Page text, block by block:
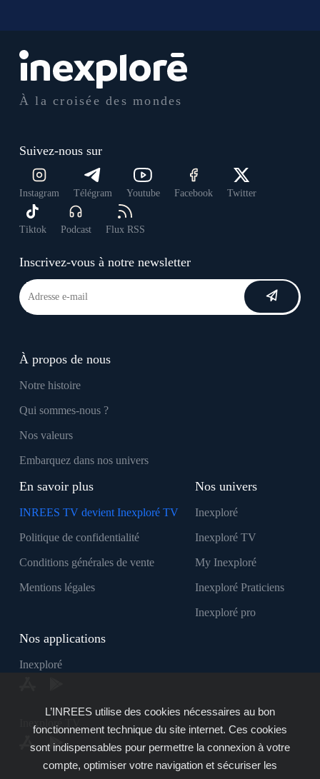
À la croisée des mondes
Suivez-nous sur
Instagram Télégram Youtube Facebook Twitter
Tiktok Podcast Flux RSS
Inscrivez-vous à notre newsletter
À propos de nous
Notre histoire
Qui sommes-nous ?
Nos valeurs
Embarquez dans nos univers
En savoir plus
INREES TV devient Inexploré TV
Politique de confidentialité
Conditions générales de vente
Mentions légales
Nos univers
Inexploré
Inexploré TV
My Inexploré
Inexploré Praticiens
Inexploré pro
Nos applications
Inexploré
Inexploré TV
L’INREES utilise des cookies nécessaires au bon
fonctionnement technique du site internet. Ces cookies
sont indispensables pour permettre la connexion à votre
compte, optimiser votre navigation et sécuriser les